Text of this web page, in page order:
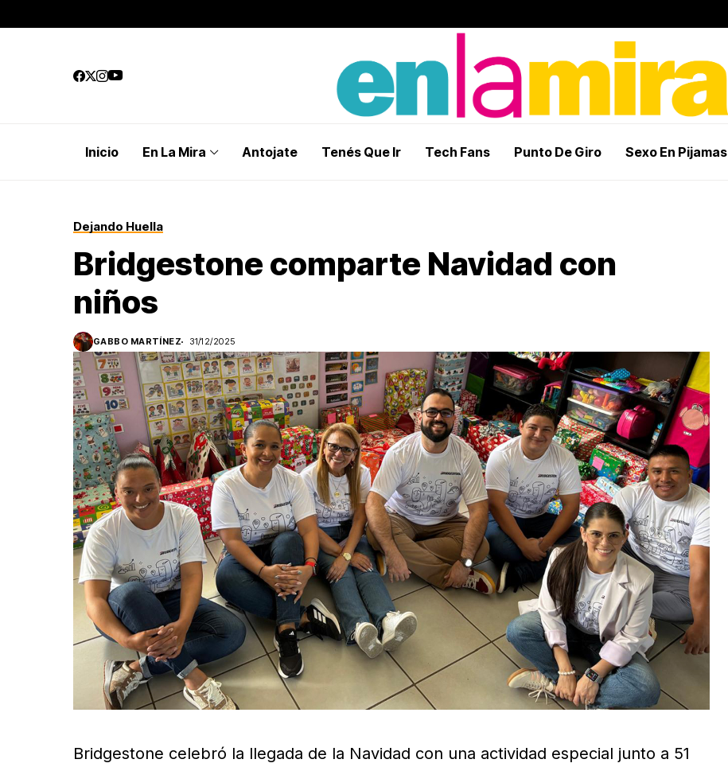
Inicio En La Mira Antojate Tenés Que Ir Tech Fans Punto De Giro Sexo En Pijamas
Dejando Huella
Bridgestone comparte Navidad con
niños
GABBO MARTÍNEZ 31/12/2025
Bridgestone celebró la llegada de la Navidad con una actividad especial junto a 51